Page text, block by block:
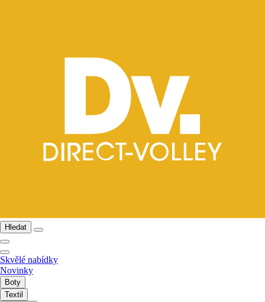
Hledat
Skvělé nabídky
Novinky
Boty
Textil